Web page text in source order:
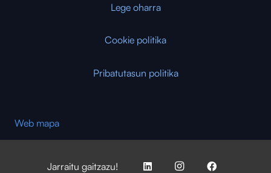
Lege oharra
Cookie politika
Pribatutasun politika
Web mapa
Jarraitu gaitzazu!